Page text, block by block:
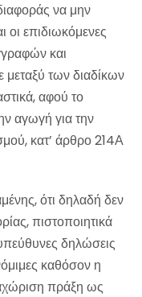
να μην
οι επιδιωκόμενες
και
των διαδίκων
αφού το
αγωγή για την
κατ’ άρθρο 214Α
ότι δηλαδή δεν
πιστοποιητικά
δηλώσεις
καθόσον η
πράξη ως